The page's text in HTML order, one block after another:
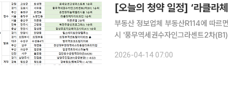
[오늘의 청약 일정] ‘라클라
부동산 정보업체 부동산R114에 따르
시 '풍무역세권수자인그라센트2차
등 단지에서 1순위 청약 접수를 진행
2026-04-14 07:00